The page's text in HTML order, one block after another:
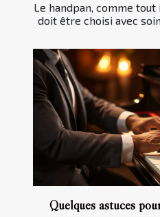
Le handpan, comme
doit être choisi avec
Quelques astuces